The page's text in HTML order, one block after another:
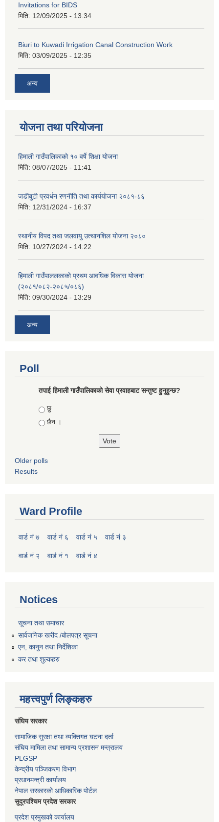
Invitations for BIDS
मिति: 12/09/2025 - 13:34
Biuri to Kuwadi Irrigation Canal Construction Work
मिति: 03/09/2025 - 12:35
अन्य
योजना तथा परियोजना
हिमाली गाउँपालिकाको १० वर्षे शिक्षा योजना
मिति: 08/07/2025 - 11:41
जडीबुटी प्रवर्धन रणनीति तथा कार्ययाेजना २०८१-८६
मिति: 12/31/2024 - 16:37
स्थानीय विपद तथा जलवायु उत्थानशिल योजना २०८०
मिति: 10/27/2024 - 14:22
हिमाली गाउँपाललकाको प्रथम आवधिक विकास योजना
(२०८१/०८२-२०८५/०८६)
मिति: 09/30/2024 - 13:29
अन्य
Poll
तपाई हिमाली गाउँपालिकाको सेवा प्रवाहबाट सन्तुष्ट हुनुहुन्छ?
Choices
छु
छैन ।
Older polls
Results
Ward Profile
वार्ड नं ७ वार्ड नं ६ वार्ड नं ५ वार्ड नं ३
वार्ड नं २ वार्ड नं १ वार्ड नं ४
Notices
सूचना तथा समाचार
सार्वजनिक खरीद /बोलपत्र सूचना
एन, कानुन तथा निर्देशिका
कर तथा शुल्कहरु
महत्त्वपुर्ण लिङ्कहरु
संघिय सरकार
सामाजिक सुरक्षा तथा व्यक्तिगत घटना दर्ता
संघिय मामिला तथा सामान्य प्रशासन मन्त्रालय
PLGSP
केन्द्रीय पञ्जिकरण विभाग
प्रधानमन्त्री कार्यालय
नेपाल सरकारको आधिकारिक पोर्टल
सुदूरपश्चिम प्रदेश सरकार
प्रदेश प्रमुखको कार्यालय